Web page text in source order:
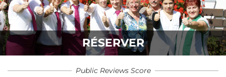
RÉSERVER
Public Reviews Score